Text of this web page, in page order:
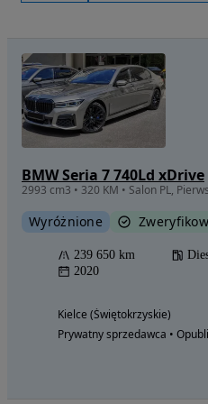
BMW Seria 7 740Ld xDrive
Wyróżnione
239 650 km
2020
Kielce (Świętokrzyskie)
Prywatny sprzedawca •